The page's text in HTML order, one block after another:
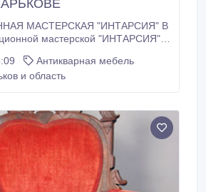
МАСТЕРСКАЯ "ИНТАРСИЯ" В
мастерской "ИНТАРСИЯ"
столы, стулья,
киоты, шкатулки, вазы, скульптура и т.
Антикварная мебель
и область